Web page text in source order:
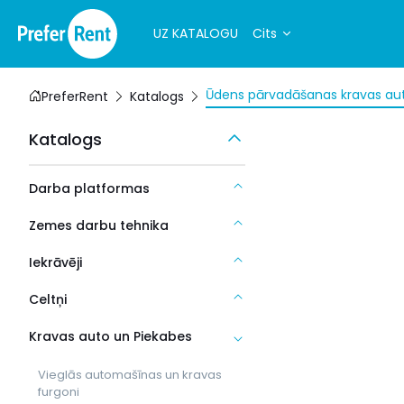
UZ KATALOGU Cits
PreferRent Katalogs Ūdens pārvadāšanas kravas
Katalogs
Darba platformas
Zemes darbu tehnika
Iekrāvēji
Celtņi
Kravas auto un Piekabes
Vieglās automašīnas un kravas
furgoni